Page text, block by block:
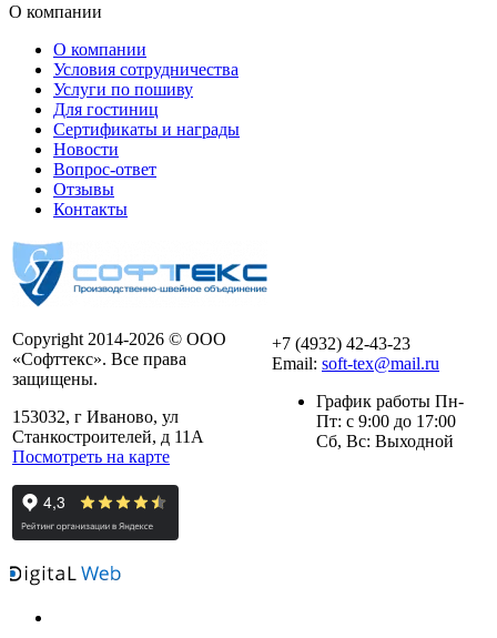
О компании
О компании
Условия сотрудничества
Услуги по пошиву
Для гостиниц
Сертификаты и награды
Новости
Вопрос-ответ
Отзывы
Контакты
Copyright 2014-2026 © ООО
«Софттекс». Все права
защищены.
153032, г Иваново, ул
Станкостроителей, д 11А
Посмотреть на карте
+7 (4932) 42-43-23
Email: soft-tex@mail.ru
График работы Пн-
Пт: с 9:00 до 17:00
Сб, Вс: Выходной